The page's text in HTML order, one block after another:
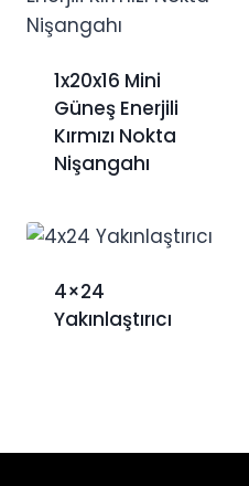
1x20x16 Mini
Güneş Enerjili
Kırmızı Nokta
Nişangahı
4×24
Yakınlaştırıcı